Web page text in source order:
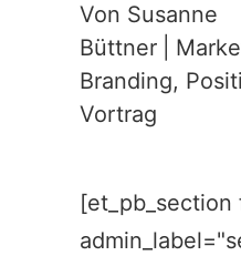
Von Susanne
Büttner
Branding,
Vortrag
[et_pb_section